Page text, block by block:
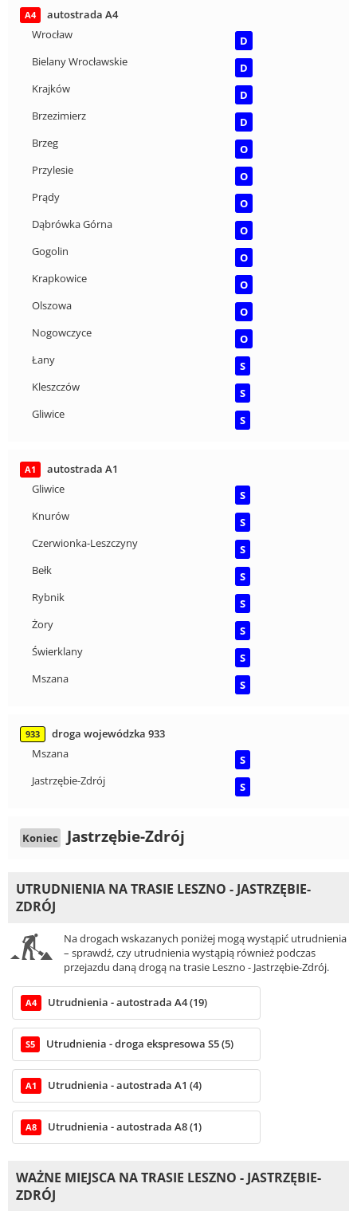
A4
autostrada A4
Wrocław
D
Bielany Wrocławskie
D
Krajków
D
Brzezimierz
D
Brzeg
O
Przylesie
O
Prądy
O
Dąbrówka Górna
O
Gogolin
O
Krapkowice
O
Olszowa
O
Nogowczyce
O
Łany
S
Kleszczów
S
Gliwice
S
A1
autostrada A1
Gliwice
S
Knurów
S
Czerwionka-Leszczyny
S
Bełk
S
Rybnik
S
Żory
S
Świerklany
S
Mszana
S
933
droga wojewódzka 933
Mszana
S
Jastrzębie-Zdrój
S
Koniec Jastrzębie-Zdrój
UTRUDNIENIA NA TRASIE LESZNO - JASTRZĘBIE-
ZDRÓJ
Na drogach wskazanych poniżej mogą wystąpić utrudnienia
– sprawdź, czy utrudnienia wystąpią również podczas
przejazdu daną drogą na trasie Leszno - Jastrzębie-Zdrój.
A4 Utrudnienia - autostrada A4 (19)
S5 Utrudnienia - droga ekspresowa S5 (5)
A1 Utrudnienia - autostrada A1 (4)
A8 Utrudnienia - autostrada A8 (1)
WAŻNE MIEJSCA NA TRASIE LESZNO - JASTRZĘBIE-
ZDRÓJ